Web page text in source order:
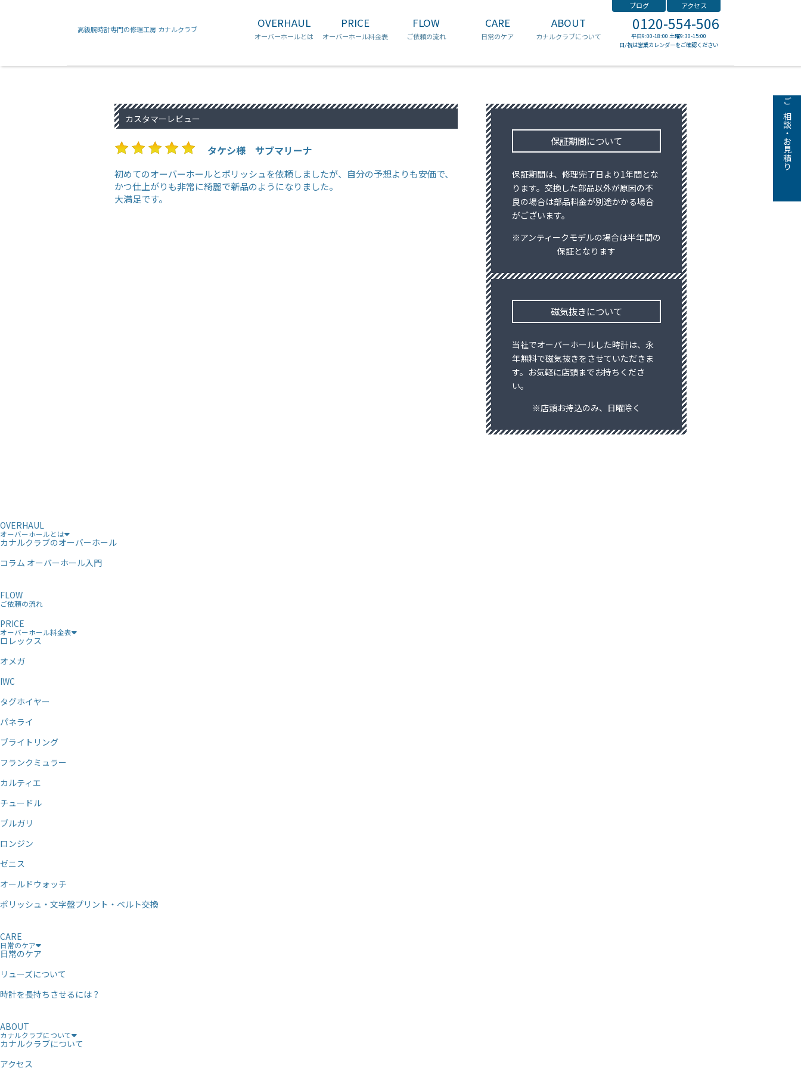
高級腕時計専門の修理工房 カナルクラブ ン
テ
ン
ス
OVERHAUL
オーバーホールとは
PRICE
オーバーホール料金表
フランクミュラー カルティエ チュードル ブルガリ ロンジン
FLOW
ご依頼の流れ
CARE
日常のケア
ABOUT
カナルクラブについて
ブログ アクセス
0120-554-506
平日9:00-18:00 土曜9:30-15:00
日/祝は営業カレンダーをご確認ください
ご相談・お見積り
カスタマーレビュー
タケシ様 サブマリーナ
初めてのオーバーホールとポリッシュを依頼しましたが、自分の予想よりも安価で、
かつ仕上がりも非常に綺麗で新品のようになりました。
大満足です。
保証期間について
保証期間は、修理完了日より1年間とな
ります。交換した部品以外が原因の不
良の場合は部品料金が別途かかる場合
がございます。
※アンティークモデルの場合は半年間の
保証となります
磁気抜きについて
当社でオーバーホールした時計は、永
年無料で磁気抜きをさせていただきま
す。お気軽に店頭までお持ちくださ
い。
※店頭お持込のみ、日曜除く
OVERHAUL
オーバーホールとは
カナルクラブのオーバーホール
コラム オーバーホール入門
FLOW
ご依頼の流れ
PRICE
オーバーホール料金表
ロレックス
オメガ
IWC
タグホイヤー
パネライ
ブライトリング
フランクミュラー
カルティエ
チュードル
ブルガリ
ロンジン
ゼニス
オールドウォッチ
ポリッシュ・文字盤プリント・ベルト交換
CARE
日常のケア
日常のケア
リューズについて
時計を長持ちさせるには？
ABOUT
カナルクラブについて
カナルクラブについて
アクセス